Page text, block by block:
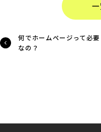
何でホームページって必要
なの？